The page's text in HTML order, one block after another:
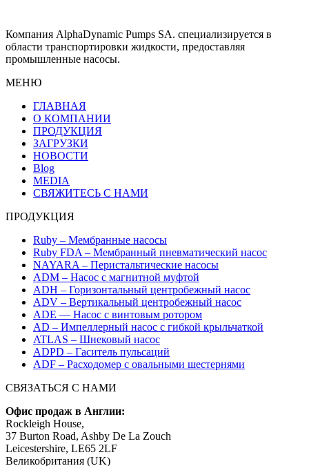
Компания AlphaDynamic Pumps SA. специализируется в
области транспортировки жидкости, предоставляя
промышленные насосы.
МЕНЮ
ГЛАВНАЯ
О КОМПАНИИ
ПРОДУКЦИЯ
ЗАГРУЗКИ
НОВОСТИ
Blog
MEDIA
СВЯЖИТЕСЬ С НАМИ
ПРОДУКЦИЯ
Ruby – Мембранные насосы
Ruby FDA – Мембранный пневматический насос
NAYARA – Перистальтические насосы
ADM – Насос с магнитной муфтой
ADH – Горизонтальный центробежный насос
ADV – Вертикальный центробежный насос
ADE — Насос с винтовым ротором
AD – Импеллерный насос с гибкой крыльчаткой
ATLAS – Шнековый насос
ADPD – Гаситель пульсаций
ADF – Расходомер с овальными шестернями
СВЯЗАТЬСЯ С НАМИ
Офис продаж в Англии:
Rockleigh House,
37 Burton Road, Ashby De La Zouch
Leicestershire, LE65 2LF
Великобритания (UK)